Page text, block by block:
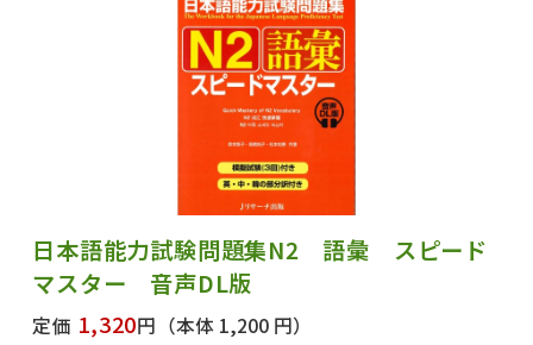
日本語能力試験問題集N2 語彙 スピード
マスター 音声DL版
定価 1,320円 （本体 1,200 円）